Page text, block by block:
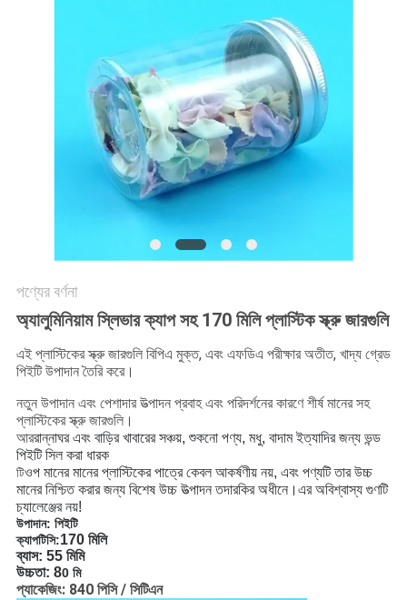
POLICY
পণ্যের বর্ণনা
অ্যালুমিনিয়াম স্লিভার ক্যাপ সহ 170 মিলি প্লাস্টিক স্ক্রু জারগুলি
এই প্লাস্টিকের স্ক্রু জারগুলি বিপিএ মুক্ত, এবং এফডিএ পরীক্ষার অতীত, খাদ্য গ্রেড
পিইটি উপাদান তৈরি করে।
নতুন উপাদান এবং পেশাদার উত্পাদন প্রবাহ এবং পরিদর্শনের কারণে শীর্ষ মানের সহ
প্লাস্টিকের স্ক্রু জারগুলি।
আররান্নাঘর এবং বাড়ির খাবারের সঞ্চয়, শুকনো পণ্য, মধু, বাদাম ইত্যাদির জন্য ভন্ড
পিইটি সিল করা ধারক
টিওপ মানের মানের প্লাস্টিকের পাত্রে কেবল আকর্ষণীয় নয়, এবং পণ্যটি তার উচ্চ
মানের নিশ্চিত করার জন্য বিশেষ উচ্চ উত্পাদন তদারকির অধীনে।এর অবিশ্বাস্য গুণটি
চ্যালেঞ্জের নয়!
উপাদান: পিইটি
ক্যাপটিসি:170 মিলি
ব্যাস: 55 মিমি
উচ্চতা: 80 মি
প্যাকেজিং: 840 পিসি / সিটিএন